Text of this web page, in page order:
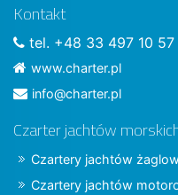
Kontakt
tel. +48 33 497 10 57
www.charter.pl
info@charter.pl
Czarter jachtów
Czartery jachtów
Czartery jachtów